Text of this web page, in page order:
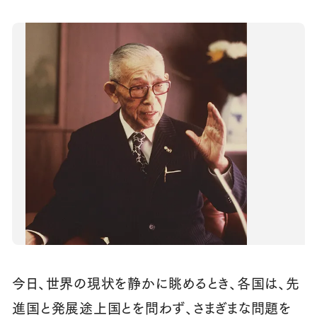
今日、世界の現状を静かに眺めるとき、各国は、先
進国と発展途上国とを問わず、さまぎまな問題を